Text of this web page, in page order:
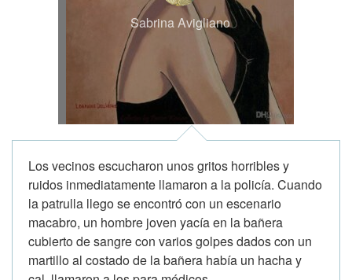
Sabrina Avigliano
Los vecinos escucharon unos gritos horribles y
ruidos inmediatamente llamaron a la policía. Cuando
la patrulla llego se encontró con un escenario
macabro, un hombre joven yacía en la bañera
cubierto de sangre con varios golpes dados con un
martillo al costado de la bañera había un hacha y